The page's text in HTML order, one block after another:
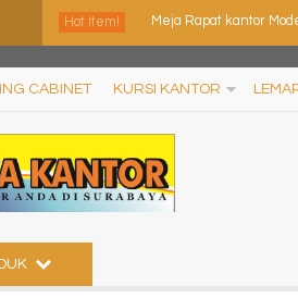
Hot Item!
Kursi Kantor DONATI
Kursi Kantor ICHIKO IC
Kursi Kantor Fantoni
CABINET KURSI KANTOR